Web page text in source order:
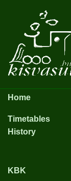
Home
Timetables
History
KBK